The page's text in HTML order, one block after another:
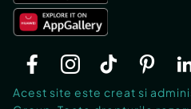
Acest site este creat si